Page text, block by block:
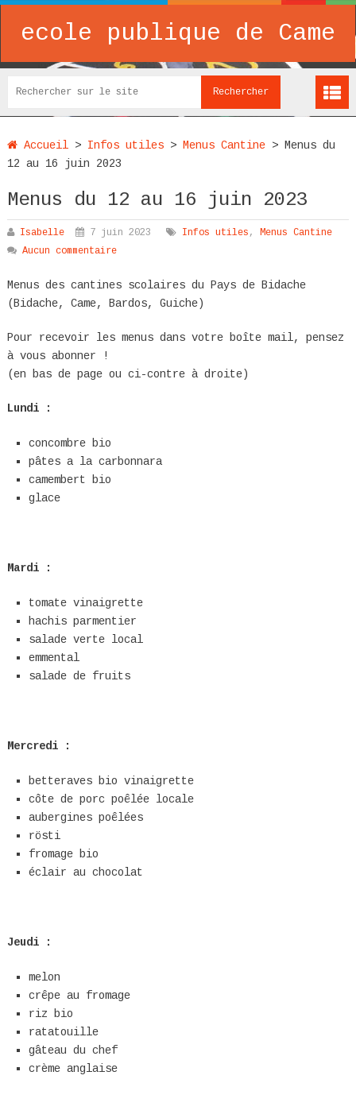
ecole publique de Came
Accueil> Infos utiles> Menus Cantine>
Menus du
12 au 16 juin 2023
Menus du 12 au 16 juin 2023
Isabelle 7 juin 2023 Infos utiles , Menus Cantine
Aucun commentaire
Menus des cantines scolaires du Pays de Bidache
(Bidache, Came, Bardos, Guiche)
Pour recevoir les menus dans votre boîte mail, pensez
à vous abonner !
(en bas de page ou ci-contre à droite)
Lundi :
concombre bio
pâtes a la carbonnara
camembert bio
glace
Mardi :
tomate vinaigrette
hachis parmentier
salade verte local
emmental
salade de fruits
Mercredi :
betteraves bio vinaigrette
côte de porc poêlée locale
aubergines poêlées
rösti
fromage bio
éclair au chocolat
Jeudi :
melon
crêpe au fromage
riz bio
ratatouille
gâteau du chef
crème anglaise